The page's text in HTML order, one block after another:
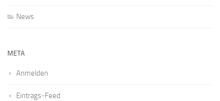
News
META
Anmelden
Eintrags-Feed